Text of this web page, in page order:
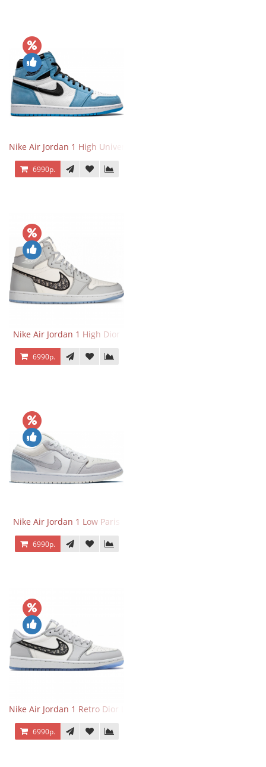
Nike Air Jordan 1 High University Blue
6990р.
Nike Air Jordan 1 High Dior
6990р.
Nike Air Jordan 1 Low Paris
6990р.
Nike Air Jordan 1 Retro Dior Low
6990р.